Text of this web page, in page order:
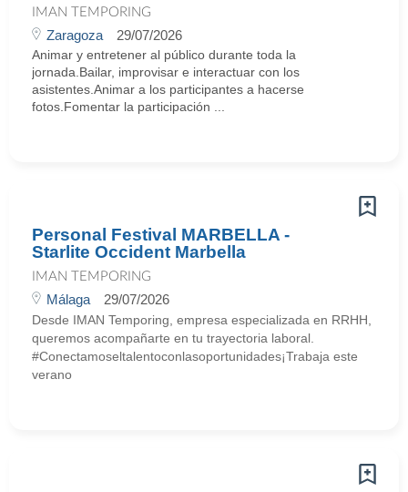
IMAN TEMPORING
Zaragoza 29/07/2026
Animar y entretener al público durante toda la
jornada.Bailar, improvisar e interactuar con los
asistentes.Animar a los participantes a hacerse
fotos.Fomentar la participación ...
Personal Festival MARBELLA -
Starlite Occident Marbella
IMAN TEMPORING
Málaga 29/07/2026
Desde IMAN Temporing, empresa especializada en RRHH,
queremos acompañarte en tu trayectoria laboral.
#Conectamoseltalentoconlasoportunidades¡Trabaja este
verano